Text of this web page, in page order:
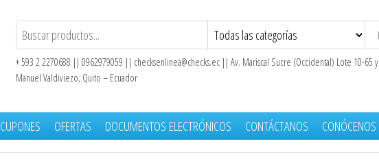
+ 593 2 2270688 || 0962979059 || checksenlinea@checks.ec || Av. Mariscal Sucre (Occidental) Lote 10-65 y
Manuel Valdiviezo, Quito – Ecuador
CUPONES OFERTAS DOCUMENTOS ELECTRÓNICOS CONTÁCTANOS CONÓCENOS